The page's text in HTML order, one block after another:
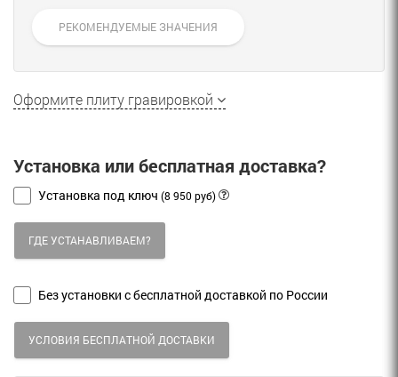
РЕКОМЕНДУЕМЫЕ ЗНАЧЕНИЯ
Оформите плиту гравировкой
Установка или бесплатная доставка?
Установка под ключ (8 950 руб)
ГДЕ УСТАНАВЛИВАЕМ?
Без установки с бесплатной доставкой по России
УСЛОВИЯ БЕСПЛАТНОЙ ДОСТАВКИ